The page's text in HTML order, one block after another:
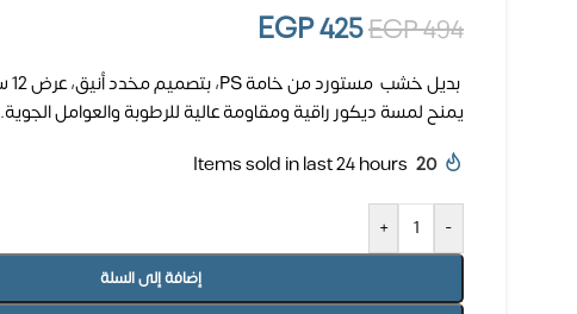
EGP494
EGP425
يمنح لمسة ديكور راقية ومقاومة عالية للرطوبة والعوامل الجوية.
20
Items sold in last 24 hours
-
+
إضافة إلى السلة